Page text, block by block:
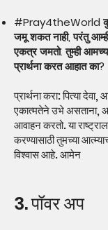
#Pray4theWorld
जमू शकत नाही, परंतु
एकत्र जमतो. तुम्ही
प्रार्थना करत आहात का?
प्रार्थना करा: पित्या देवा,
एकात्मतेने उभे असताना,
आवाहन करतो. या
करण्यासाठी तुमच्या
विश्वास आहे. आमेन
3. पॉवर अप